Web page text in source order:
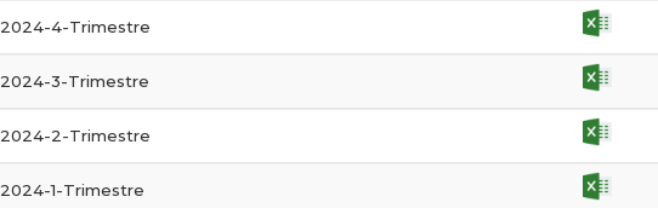
2024-4-Trimestre
2024-3-Trimestre
2024-2-Trimestre
2024-1-Trimestre